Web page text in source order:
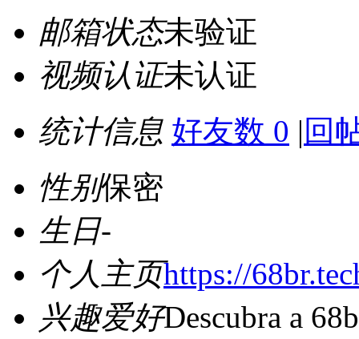
邮箱状态未验证
视频认证未认证
统计信息 好友数 0 | 回
性别保密
生日-
个人主页https://
兴趣爱好Descubra a